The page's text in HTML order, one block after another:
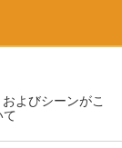
よびシーンがこ